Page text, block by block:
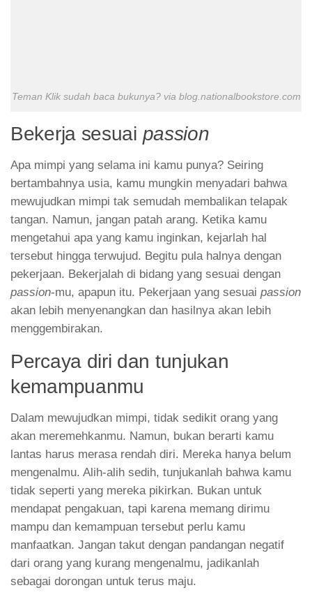
mewujudkan mimpi tak semudah membalikan telapak
mengetahui apa yang kamu inginkan, kejarlah hal
tersebut hingga terwujud. Begitu pula halnya dengan
pekerjaan. Bekerjalah di bidang yang sesuai dengan
passion
-mu, apapun itu. Pekerjaan yang sesuai passion
akan lebih menyenangkan dan hasilnya akan lebih
menggembirakan.
Percaya diri dan tunjukan
kemampuanmu
Dalam mewujudkan mimpi, tidak sedikit orang yang
akan meremehkanmu. Namun, bukan berarti kamu
lantas harus merasa rendah diri. Mereka hanya belum
mengenalmu. Alih-alih sedih, tunjukanlah bahwa kamu
tidak seperti yang mereka pikirkan. Bukan untuk
mendapat pengakuan, tapi karena memang dirimu
mampu dan kemampuan tersebut perlu kamu
manfaatkan. Jangan takut dengan pandangan negatif
dari orang yang kurang mengenalmu, jadikanlah
sebagai dorongan untuk terus maju.
Meskipun mampu, tetaplah
rendah hati
Kemampuan tidak harus membuatmu merasa superior
dibanding orang lain. Tetaplah rendah hati agar kamu